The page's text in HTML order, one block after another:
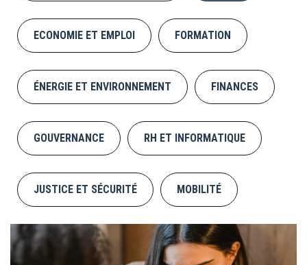
ECONOMIE ET EMPLOI FORMATION
ÉNERGIE ET ENVIRONNEMENT FINANCES
GOUVERNANCE RH ET INFORMATIQUE
JUSTICE ET SÉCURITÉ MOBILITÉ